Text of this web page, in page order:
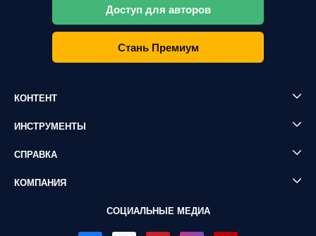
Доступ для авторов
Стань Премиум
КОНТЕНТ
ИНСТРУМЕНТЫ
СПРАВКА
КОМПАНИЯ
СОЦИАЛЬНЫЕ МЕДИА